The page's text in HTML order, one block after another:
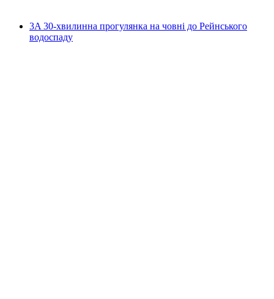
3A 30-хвилинна прогулянка на човні до Рейнського
водоспаду